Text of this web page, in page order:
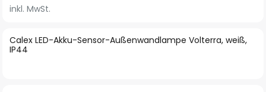
der
springen
Calex LED-Akku-Sensor-Außenwandlampe Volterra, weiß,
IP44
inkl. MwSt.